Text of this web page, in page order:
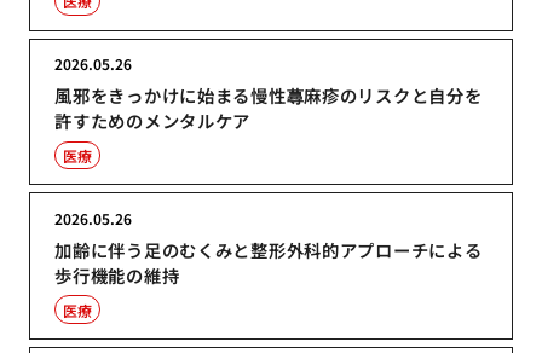
風邪をきっかけに始まる慢性蕁麻疹のリスクと自分を
許すためのメンタルケア
2026.05.26
医療
加齢に伴う足のむくみと整形外科的アプローチによる
歩行機能の維持
2026.05.26
医療